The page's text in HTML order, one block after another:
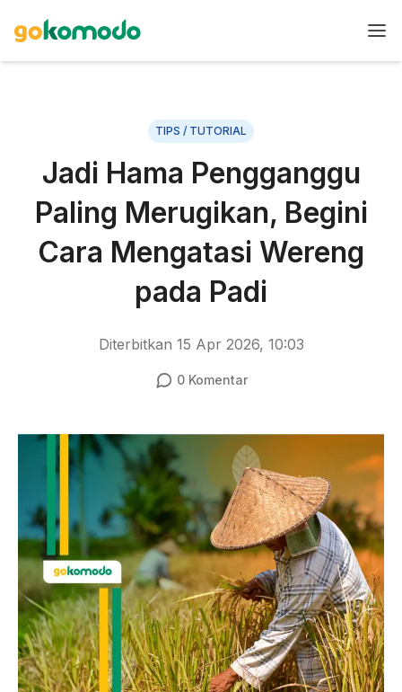
TIPS / TUTORIAL
Jadi Hama Pengganggu
Paling Merugikan, Begini
Cara Mengatasi Wereng
pada Padi
Diterbitkan 15 Apr 2026, 10:03
0Komentar